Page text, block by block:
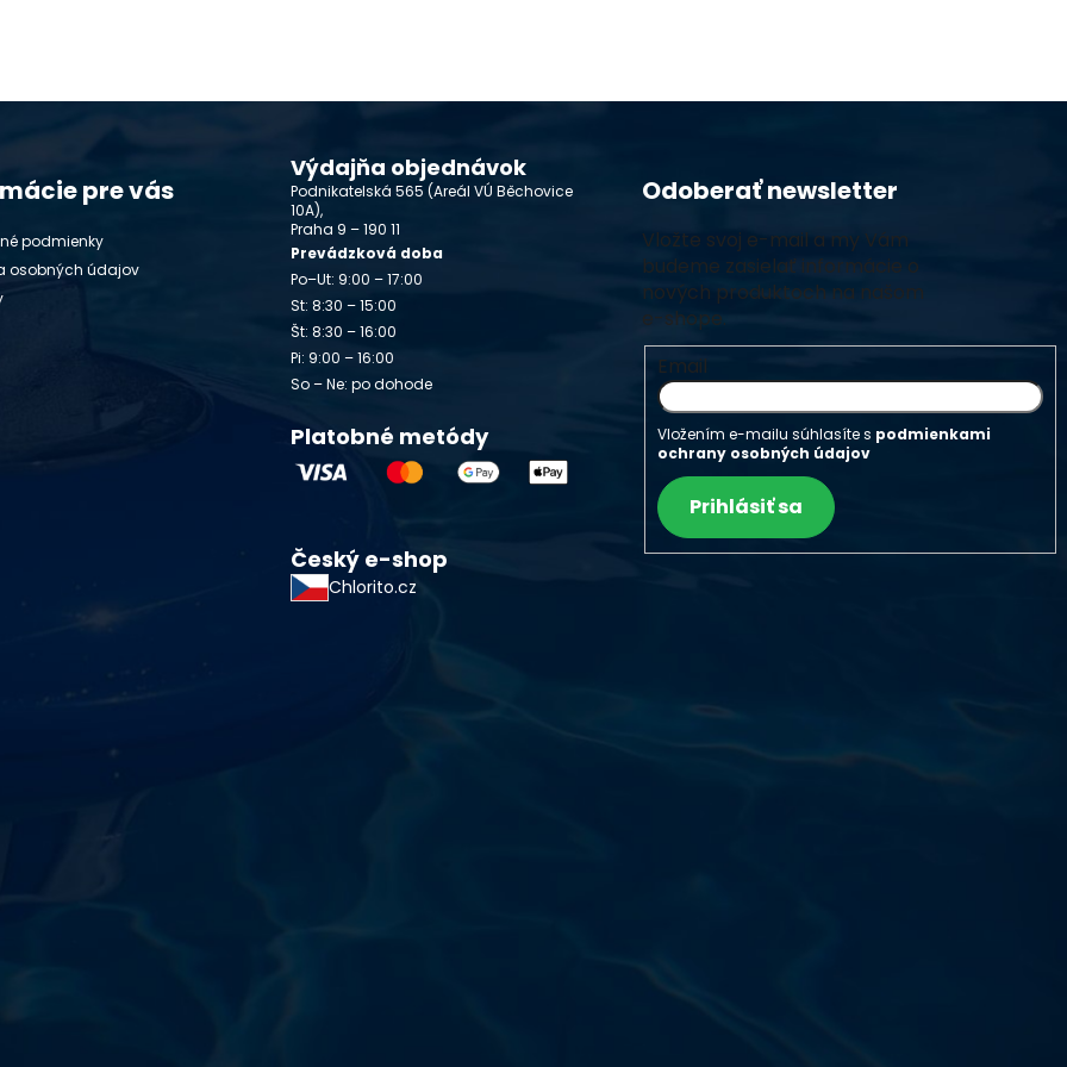
pre vás
podmienky
osobných údajov
Výdajňa objednávok
Podnikatelská 565 (Areál VÚ Běchovice
10A),
Praha 9 – 190 11
Prevádzková doba
Po–Ut: 9:00 – 17:00
St: 8:30 – 15:00
Št: 8:30 – 16:00
Pi: 9:00 – 16:00
So – Ne: po dohode
Platobné metódy
Český e-shop
Chlorito.cz
Odoberať newsletter
Vložte svoj e-mail a my Vám
budeme zasielať informácie o
nových produktoch na našom
e-shope.
Email
Vložením e-mailu súhlasíte s podmienkami
ochrany osobných údajov
Prihlásiť sa
o vodu a
vzdelaním v oblasti čistiarní odpadových
zdokonaľovaním v oblasti starostlivosti o vodu.
vlastnej výroby pre čistú a bezpečnú
na najlepších európskych surovinách a
najvyššiu kvalitu za ceny porovnateľné s